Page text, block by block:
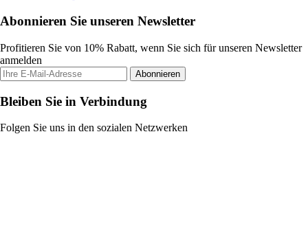
Abonnieren Sie unseren Newsletter
Profitieren Sie von 10% Rabatt, wenn Sie sich für unseren Newsletter
anmelden
Abonnieren
Bleiben Sie in Verbindung
Folgen Sie uns in den sozialen Netzwerken